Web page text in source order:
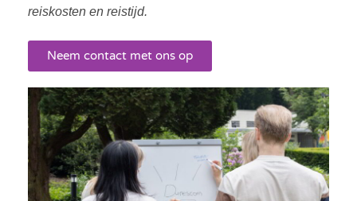
reiskosten en reistijd.
Neem contact met ons op